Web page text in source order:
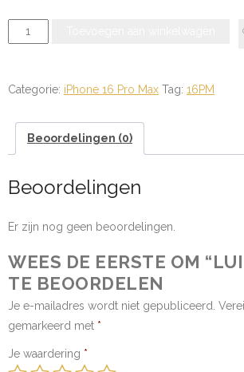
Luidspreker
aantal
Categorie: iPhone 16 Pro Max Tag: 16PM
Beoordelingen (0)
Beoordelingen
Er zijn nog geen beoordelingen.
WEES DE EERSTE OM
TE BEOORDELEN
Je e-mailadres wordt niet gepubliceerd.
gemarkeerd met *
Je waardering *